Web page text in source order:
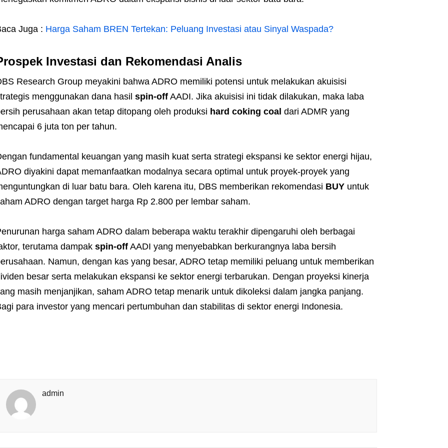
Juga : Harga Saham BREN Tertekan: Peluang Investasi atau Sinyal Waspada?
Investasi dan Rekomendasi Analis
Research Group meyakini bahwa ADRO memiliki potensi untuk melakukan akuisisi
menggunakan dana hasil spin-offAADI. Jika akuisisi ini tidak dilakukan, maka laba
perusahaan akan tetap ditopang oleh produksi hard coking coal dari ADMR yang
6 juta ton per tahun.
fundamental keuangan yang masih kuat serta strategi ekspansi ke sektor energi hijau,
diyakini dapat memanfaatkan modalnya secara optimal untuk proyek-proyek yang
di luar batu bara. Oleh karena itu, DBS memberikan rekomendasi BUYuntuk
ADRO dengan target harga Rp 2.800 per lembar saham.
harga saham ADRO dalam beberapa waktu terakhir dipengaruhi oleh berbagai
terutama dampak spin-offAADI yang menyebabkan berkurangnya laba bersih
Namun, dengan kas yang besar, ADRO tetap memiliki peluang untuk memberikan
besar serta melakukan ekspansi ke sektor energi terbarukan. Dengan proyeksi kinerja
masih menjanjikan, saham ADRO tetap menarik untuk dikoleksi dalam jangka panjang.
para investor yang mencari pertumbuhan dan stabilitas di sektor energi Indonesia.
admin